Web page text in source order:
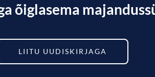
õiglasema
LIITU UUDISKIRJAGA